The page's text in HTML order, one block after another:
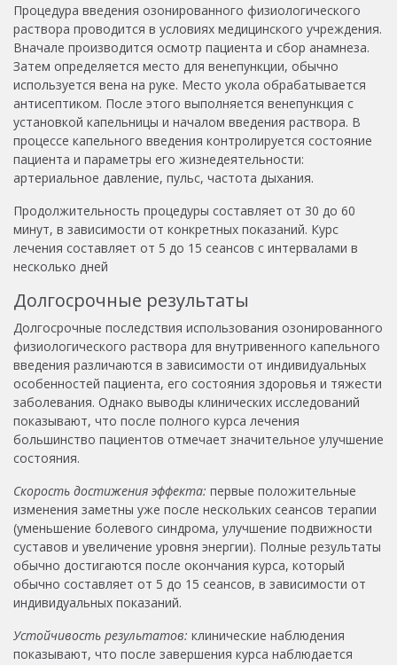
Процедура введения озонированного физиологического
раствора проводится в условиях медицинского учреждения.
Вначале производится осмотр пациента и сбор анамнеза.
Затем определяется место для венепункции, обычно
используется вена на руке. Место укола обрабатывается
антисептиком. После этого выполняется венепункция с
установкой капельницы и началом введения раствора. В
процессе капельного введения контролируется состояние
пациента и параметры его жизнедеятельности:
артериальное давление, пульс, частота дыхания.
Продолжительность процедуры составляет от 30 до 60
минут, в зависимости от конкретных показаний. Курс
лечения составляет от 5 до 15 сеансов с интервалами в
несколько дней
Долгосрочные результаты
Долгосрочные последствия использования озонированного
физиологического раствора для внутривенного капельного
введения различаются в зависимости от индивидуальных
особенностей пациента, его состояния здоровья и тяжести
заболевания. Однако выводы клинических исследований
показывают, что после полного курса лечения
большинство пациентов отмечает значительное улучшение
состояния.
Скорость достижения эффекта: первые положительные
изменения заметны уже после нескольких сеансов терапии
(уменьшение болевого синдрома, улучшение подвижности
суставов и увеличение уровня энергии). Полные результаты
обычно достигаются после окончания курса, который
обычно составляет от 5 до 15 сеансов, в зависимости от
индивидуальных показаний.
Устойчивость результатов: клинические наблюдения
показывают, что после завершения курса наблюдается